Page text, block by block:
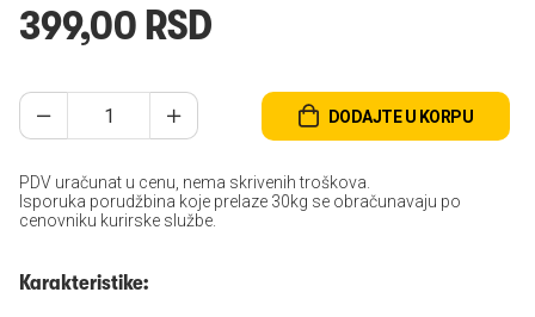
399,00 RSD
DODAJTE U KORPU
PDV uračunat u cenu, nema skrivenih troškova.
Isporuka porudžbina koje prelaze 30kg se obračunavaju po
cenovniku kurirske službe.
Karakteristike: